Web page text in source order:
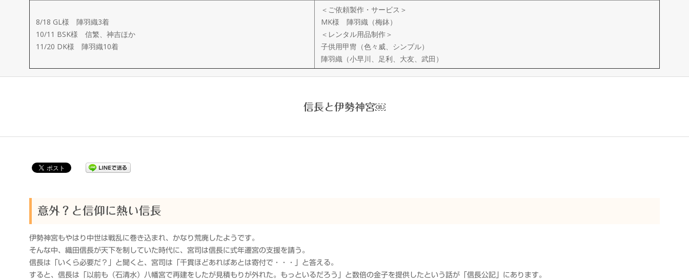
ー
メ
イ
製
作
武
楽
衆
8/18 GL様 陣羽織3着
10/11 BSK様 信繁、神吉ほか
11/20 DK様 陣羽織10着
＜ご依頼製作・サービス＞
MK様 陣羽織（梅鉢）
＜レンタル用品制作＞
子供用甲冑（色々威、シンプル）
陣羽織（小早川、足利、大友、武田）
信長と伊勢神宮￼
意外？と信仰に熱い信長
伊勢神宮もやはり中世は戦乱に巻き込まれ、かなり荒廃したようです。
そんな中、織田信長が天下を制していた時代に、宮司は信長に式年遷宮の支援を請う。
信長は「いくら必要だ？」と聞くと、宮司は「千貫ほどあればあとは寄付で・・・」と答える。
すると、信長は「以前も（石清水）八幡宮で再建をしたが見積もりが外れた。もっといるだろう」と数倍の金子を提供したという話が「信長公記」にあります。